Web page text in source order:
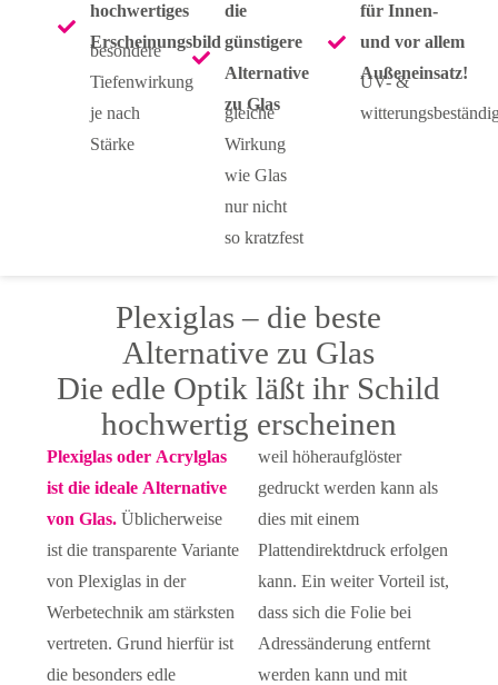
hochwertiges
Erscheinungsbild
besondere
Tiefenwirkung
je nach
Stärke
die
günstigere
Alternative
zu Glas
gleiche
Wirkung
wie Glas
nur nicht
so kratzfest
für Innen-
und vor allem
Außeneinsatz!
UV- &
Plexiglas – die beste
Alternative zu Glas
Die edle Optik läßt ihr Schild
hochwertig erscheinen
Plexiglas oder Acrylglas
ist die ideale Alternative
von Glas. Üblicherweise
ist die transparente Variante
von Plexiglas in der
Werbetechnik am stärksten
vertreten. Grund hierfür ist
die besonders edle
weil höheraufglöster
gedruckt werden kann als
dies mit einem
Plattendirektdruck erfolgen
kann. Ein weiter Vorteil ist,
dass sich die Folie bei
Adressänderung entfernt
werden kann und mit